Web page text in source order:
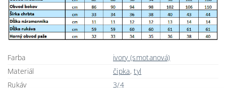
Farba
ivory (smotanová)
Materiál
čipka,tyl
Rukáv
3/4